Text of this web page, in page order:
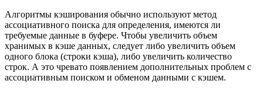
Алгоритмы кэширования обычно используют метод
ассоциативного поиска для определения, имеются ли
требуемые данные в буфере. Чтобы увеличить объем
хранимых в кэше данных, следует либо увеличить объем
одного блока (строки кэша), либо увеличить количество
строк. А это чревато появлением дополнительных проблем с
ассоциативным поиском и обменом данными с кэшем.